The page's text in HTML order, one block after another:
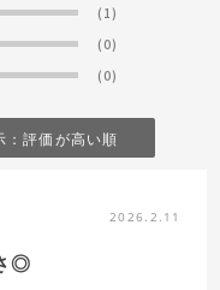
(1)
(0)
(0)
：評価が高い順
2026.2.11
◎